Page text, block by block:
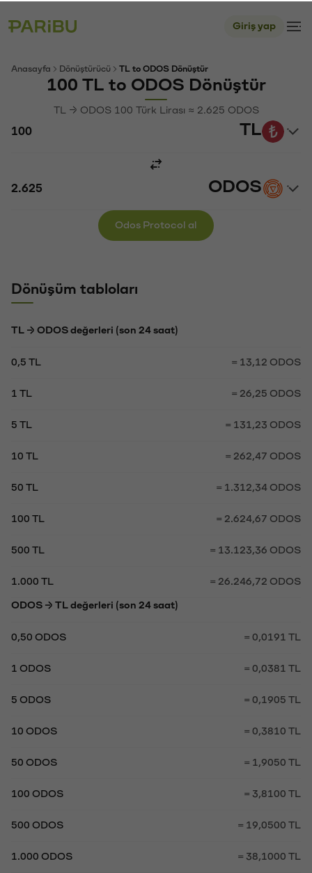
Giriş yap
Anasayfa Dönüştürücü TL to ODOS Dönüştür
100 TL to ODOS Dönüştür
TL → ODOS 100 Türk Lirası ≈ 2.625 ODOS
TL
ODOS
Odos Protocol al
Dönüşüm tabloları
TL → ODOS değerleri (son 24 saat)
0,5 TL = 13,12 ODOS
1 TL = 26,25 ODOS
5 TL = 131,23 ODOS
10 TL = 262,47 ODOS
50 TL = 1.312,34 ODOS
100 TL = 2.624,67 ODOS
500 TL = 13.123,36 ODOS
1.000 TL = 26.246,72 ODOS
ODOS → TL değerleri (son 24 saat)
0,50 ODOS = 0,0191 TL
1 ODOS = 0,0381 TL
5 ODOS = 0,1905 TL
10 ODOS = 0,3810 TL
50 ODOS = 1,9050 TL
100 ODOS = 3,8100 TL
500 ODOS = 19,0500 TL
1.000 ODOS = 38,1000 TL